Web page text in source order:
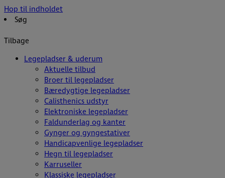
Hop til indholdet
Søg
Tilbage
Legepladser & uderum
Aktuelle tilbud
Broer til legepladser
Bæredygtige legepladser
Calisthenics udstyr
Elektroniske legepladser
Faldunderlag og kanter
Gynger og gyngestativer
Handicapvenlige legepladser
Hegn til legepladser
Karruseller
Klassiske legepladser